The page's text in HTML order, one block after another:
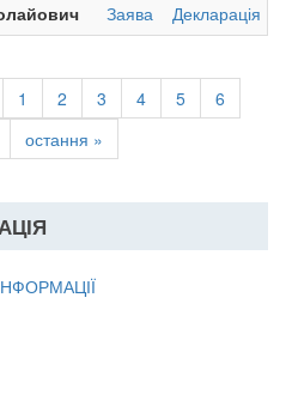
Заява Декларація
1 2 3 4 5
6
остання »